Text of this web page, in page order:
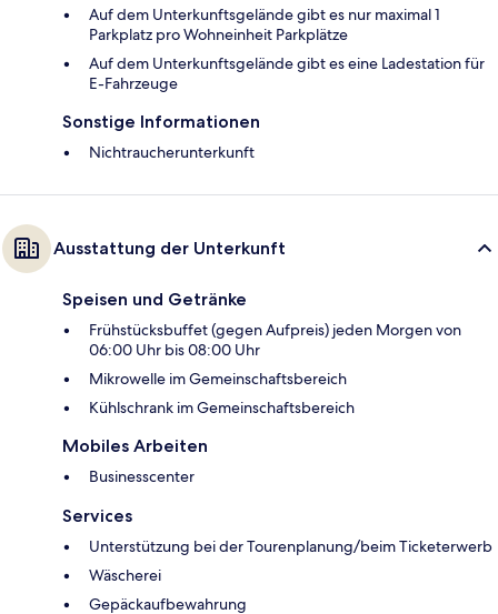
Auf dem Unterkunftsgelände gibt es nur maximal 1
Parkplatz pro Wohneinheit Parkplätze
Auf dem Unterkunftsgelände gibt es eine Ladestation für
E-Fahrzeuge
Sonstige Informationen
Nichtraucherunterkunft
Ausstattung der Unterkunft
Speisen und Getränke
Frühstücksbuffet (gegen Aufpreis) jeden Morgen von
06:00 Uhr bis 08:00 Uhr
Mikrowelle im Gemeinschaftsbereich
Kühlschrank im Gemeinschaftsbereich
Mobiles Arbeiten
Businesscenter
Services
Unterstützung bei der Tourenplanung/beim Ticketerwerb
Wäscherei
Gepäckaufbewahrung